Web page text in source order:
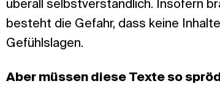
überall selbstverständlich. Insofern
besteht die Gefahr, dass keine
Gefühlslagen.
Aber müssen diese Texte so